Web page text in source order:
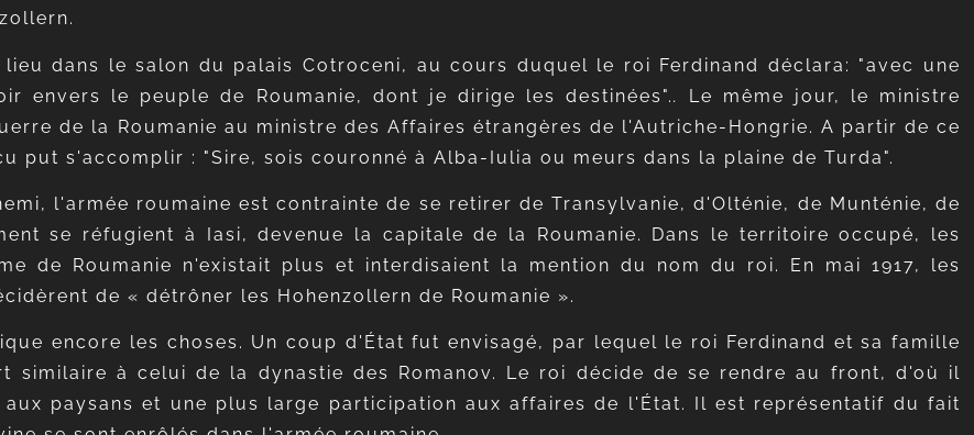
dans le salon du palais Cotroceni, au cours duquel le roi Ferdinand déclara: "avec une
envers le peuple de Roumanie, dont je dirige les destinées".. Le même jour, le ministre
de la Roumanie au ministre des Affaires étrangères de l'Autriche-Hongrie. A partir de ce
put s'accomplir : "Sire, sois couronné à Alba-Iulia ou meurs dans la plaine de Turda".
l'armée roumaine est contrainte de se retirer de Transylvanie, d'Olténie, de Munténie, de
se réfugient à Iasi, devenue la capitale de la Roumanie. Dans le territoire occupé, les
de Roumanie n'existait plus et interdisaient la mention du nom du roi. En mai 1917, les
de « détrôner les Hohenzollern de Roumanie ».
encore les choses. Un coup d'État fut envisagé, par lequel le roi Ferdinand et sa famille
similaire à celui de la dynastie des Romanov. Le roi décide de se rendre au front, d'où il
paysans et une plus large participation aux affaires de l'État. Il est représentatif du fait